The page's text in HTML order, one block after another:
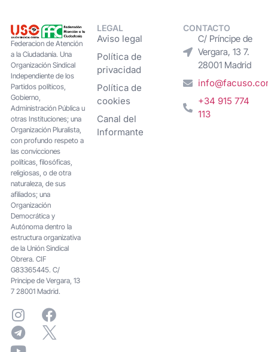
Federacion de Atención
a la Ciudadanía. Una
Organización Sindical
Independiente de los
Partidos políticos,
Gobierno,
Administración Pública u
otras Instituciones; una
Organización Pluralista,
con profundo respeto a
las convicciones
políticas, filosóficas,
religiosas, o de otra
naturaleza, de sus
afiliados; una
Organización
Democrática y
Autónoma dentro la
estructura organizativa
de la Unión Sindical
Obrera. CIF
G83365445. C/
Principe de Vergara, 13
7 28001 Madrid.
LEGAL
Aviso legal
Política de
privacidad
Política de
cookies
Canal del
Informante
CONTACTO
C/ Príncipe de
Vergara, 13 7.
28001 Madrid
+34 915 774
113